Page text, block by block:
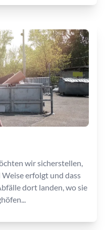
wir sicherstellen,
erfolgt und dass
dort landen, wo sie